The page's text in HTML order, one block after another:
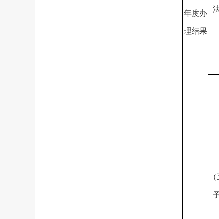
年度办
理结果